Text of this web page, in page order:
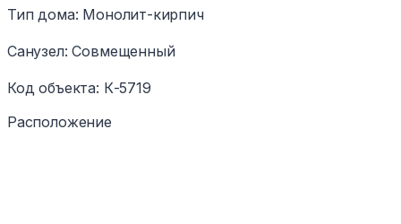
Тип дома: Монолит-кирпич
Санузел: Совмещенный
Код объекта: К-5719
Расположение